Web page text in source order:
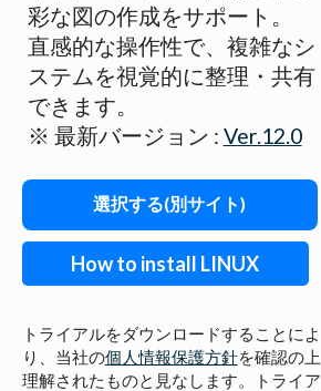
彩な図の作成をサポート。
直感的な操作性で、複雑なシ
ステムを視覚的に整理・共有
できます。
※ 最新バージョン : Ver.12.0
選択する(別サイト)
How to install LINUX
トライアルをダウンロードすることによ
り、当社の個人情報保護方針を確認の上
理解されたものと見なします。トライア